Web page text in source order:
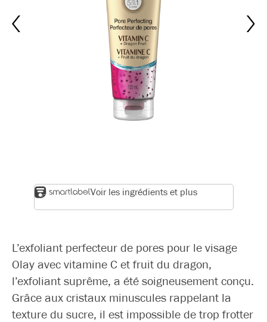
Voir les ingrédients et plus
L’exfoliant perfecteur de pores pour le visage
Olay avec vitamine C et fruit du dragon,
l’exfoliant suprême, a été soigneusement conçu.
Grâce aux cristaux minuscules rappelant la
texture du sucre, il est impossible de trop frotter